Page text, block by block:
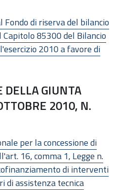
di riserva del bilancio
Capitolo 85300 del Bilancio
2010 a favore di
DELLA GIUNTA
2010, N.
per la concessione di
16, comma 1, Legge n.
di interventi
di assistenza tecnica